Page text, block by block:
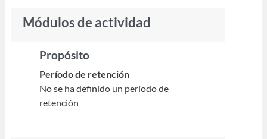
Módulos de actividad
Propósito
Período de retención
No se ha definido un período de
retención